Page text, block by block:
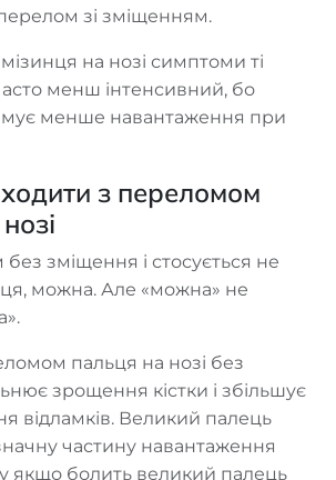
зі зміщенням.
на нозі симптоми ті
менш інтенсивний, бо
менше навантаження при
з переломом
зміщення і стосується не
можна. Але «можна» не
пальця на нозі без
зрощення кістки і збільшує
відламків. Великий палець
частину навантаження
якщо болить великий палець